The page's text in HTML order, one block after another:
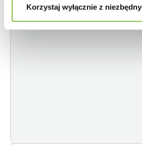
Korzystaj wyłącznie z